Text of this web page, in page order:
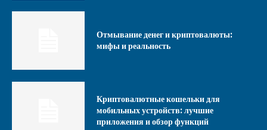
Отмывание денег и криптовалюты:
мифы и реальность
Криптовалютные кошельки для
мобильных устройств: лучшие
приложения и обзор функций